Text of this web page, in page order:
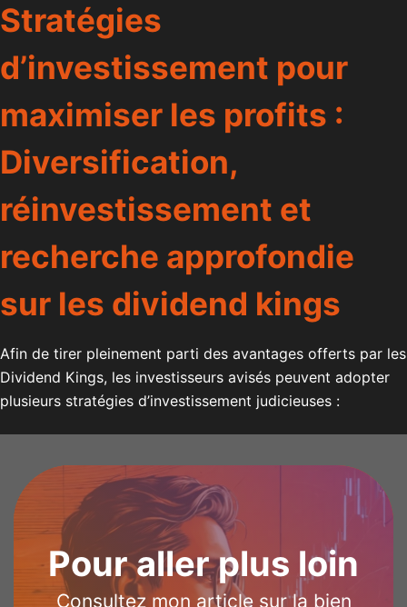
Stratégies
d’investissement pour
maximiser les profits :
Diversification,
réinvestissement et
recherche approfondie
sur les dividend kings
Afin de tirer pleinement parti des avantages offerts par les
Dividend Kings, les investisseurs avisés peuvent adopter
plusieurs stratégies d’investissement judicieuses :
Pour aller plus loin
Consultez mon article sur la bien